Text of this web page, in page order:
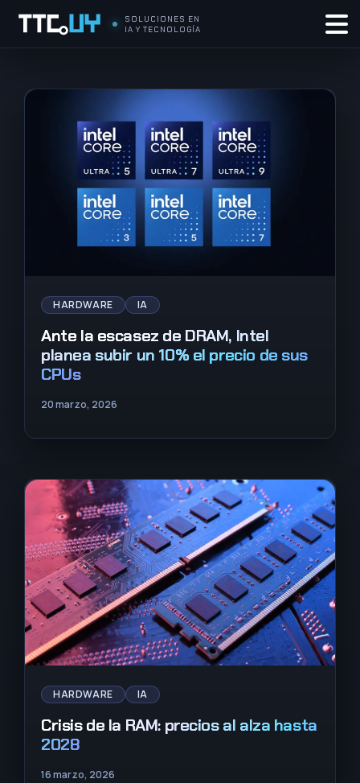
SOLUCIONES EN
IA Y TECNOLOGÍA
HARDWARE IA
Ante la escasez de DRAM, Intel
planea subir un 10% el precio de sus
CPUs
20 marzo, 2026
HARDWARE IA
Crisis de la RAM: precios al alza hasta
2028
16 marzo, 2026